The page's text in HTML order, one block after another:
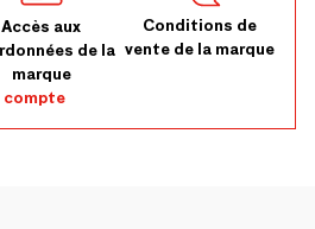
Accès aux
de la
marque
Conditions de
vente de la marque
compte